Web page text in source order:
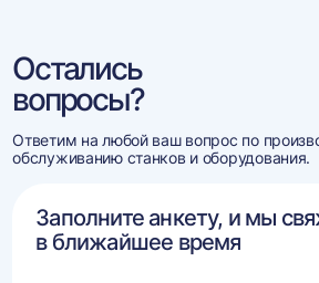
Остались
вопросы?
Ответим на любой ваш вопрос по
обслуживанию станков и оборудования.
Заполните анкету, и мы
в ближайшее время